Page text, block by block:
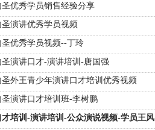
圣优秀学员销售经验分享
圣演讲优秀学员视频
圣优秀学员视频--丁玲
圣演讲口才-演讲培训-唐国强
圣外王青少年演讲口才培训优秀视频
圣演讲口才培训班-李树鹏
才培训-演讲培训-公众演说视频-学员王风